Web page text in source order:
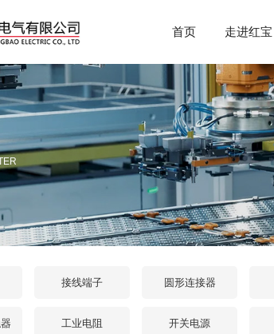
首页 走进红宝
接线端子 圆形连接器
工业电阻 开关电源